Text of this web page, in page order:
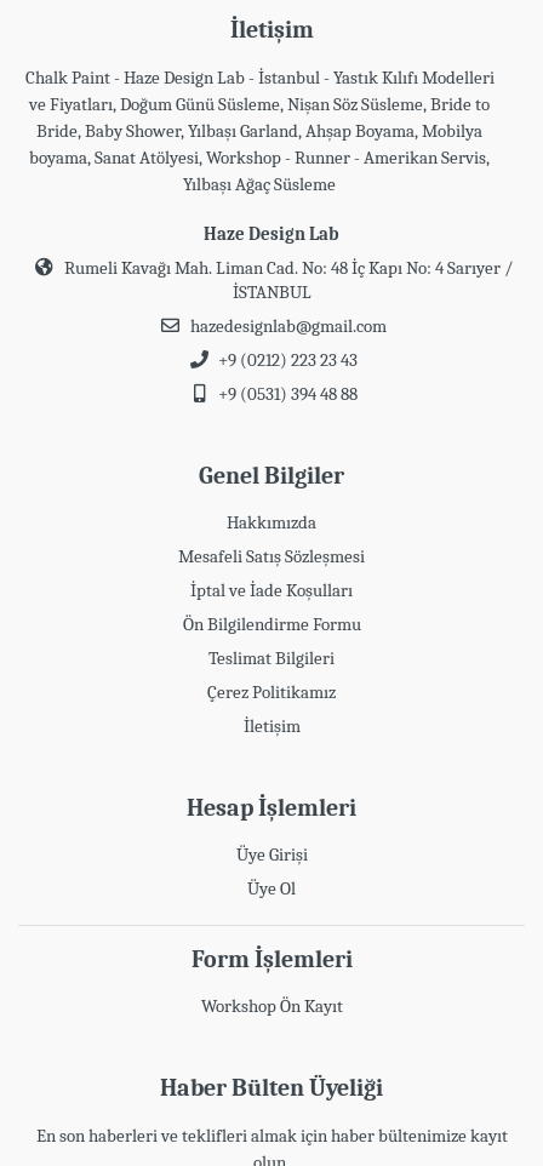
İletişim
Chalk Paint - Haze Design Lab - İstanbul - Yastık Kılıfı Modelleri
ve Fiyatları, Doğum Günü Süsleme, Nişan Söz Süsleme, Bride to
Bride, Baby Shower, Yılbaşı Garland, Ahşap Boyama, Mobilya
boyama, Sanat Atölyesi, Workshop - Runner - Amerikan Servis,
Yılbaşı Ağaç Süsleme
Haze Design Lab
Rumeli Kavağı Mah. Liman Cad. No: 48 İç Kapı No: 4 Sarıyer /
İSTANBUL
hazedesignlab@gmail.com
+9 (0212) 223 23 43
+9 (0531) 394 48 88
Genel Bilgiler
Hakkımızda
Mesafeli Satış Sözleşmesi
İptal ve İade Koşulları
Ön Bilgilendirme Formu
Teslimat Bilgileri
Çerez Politikamız
İletişim
Hesap İşlemleri
Üye Girişi
Üye Ol
Form İşlemleri
Workshop Ön Kayıt
Haber Bülten Üyeliği
En son haberleri ve teklifleri almak için haber bültenimize kayıt